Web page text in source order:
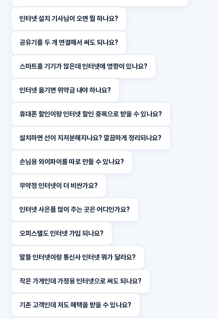
인터넷 설치 기사님이 오면 뭘 하나요?
공유기를 두 개 연결해서 써도 되나요?
스마트홈 기기가 많은데 인터넷에 영향이 있나요?
인터넷 옮기면 위약금 내야 하나요?
휴대폰 할인이랑 인터넷 할인 중복으로 받을 수 있나요?
설치하면 선이 지저분해지나요? 깔끔하게 정리되나요?
손님용 와이파이를 따로 만들 수 있나요?
무약정 인터넷이 더 비싼가요?
인터넷 사은품 많이 주는 곳은 어디인가요?
오피스텔도 인터넷 가입 되나요?
알뜰 인터넷이랑 통신사 인터넷 뭐가 달라요?
작은 가게인데 가정용 인터넷으로 써도 되나요?
기존 고객인데 저도 혜택을 받을 수 있나요?